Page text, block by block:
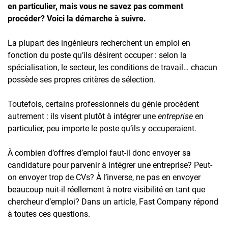
en particulier, mais vous ne savez pas comment
procéder? Voici la démarche à suivre.
La plupart des ingénieurs recherchent un emploi en
fonction du poste qu’ils désirent occuper : selon la
spécialisation, le secteur, les conditions de travail… chacun
possède ses propres critères de sélection.
Toutefois, certains professionnels du génie procèdent
autrement : ils visent plutôt à intégrer une entreprise en
particulier, peu importe le poste qu’ils y occuperaient.
À combien d’offres d’emploi faut-il donc envoyer sa
candidature pour parvenir à intégrer une entreprise? Peut-
on envoyer trop de CVs? À l’inverse, ne pas en envoyer
beaucoup nuit-il réellement à notre visibilité en tant que
chercheur d’emploi? Dans un article, Fast Company répond
à toutes ces questions.